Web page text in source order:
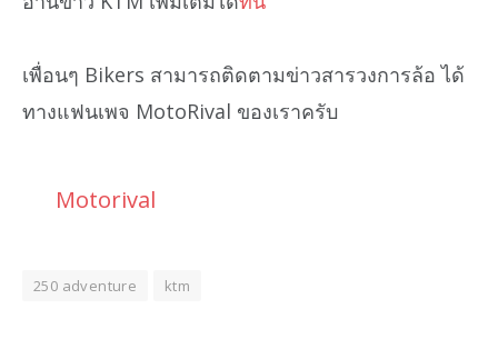
เพื่อนๆ Bikers สามารถติดตามข่าวสารวงการล้อ ได้
ทางแฟนเพจ MotoRival ของเราครับ
Motorival
250 adventure ktm